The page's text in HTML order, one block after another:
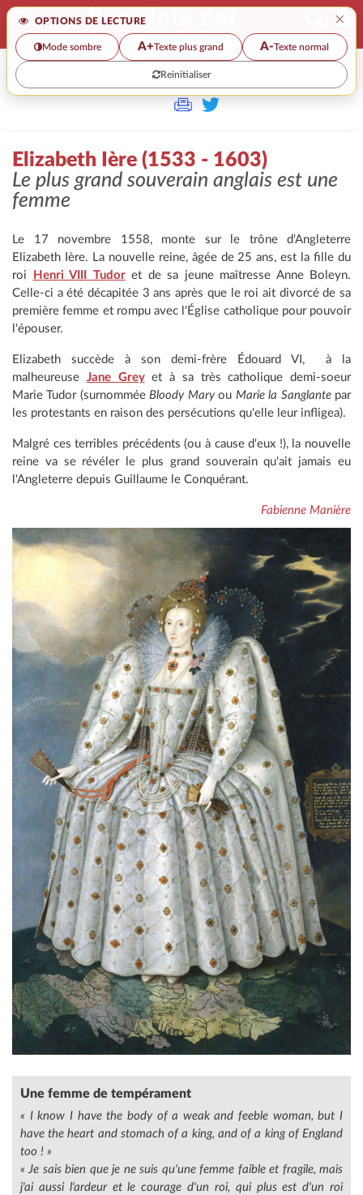
OPTIONS DE LECTURE ×
Mode sombre A+Texte plus grand A-Texte normal
Reinitialiser
>
Elizabeth Ière (1533 - 1603)
Le plus grand souverain anglais est une
femme
Le 17 novembre 1558, monte sur le trône d'Angleterre
Elizabeth Ière. La nouvelle reine, âgée de 25 ans, est la fille du
roi
Henri VIII Tudoret de sa jeune maîtresse Anne Boleyn.
Celle-ci a été décapitée 3 ans après que le roi ait divorcé de sa
première femme et rompu avec l'Église catholique pour pouvoir
l'épouser.
Elizabeth succède à son demi-frère Édouard VI, à la
malheureuse Jane Greyet à sa très catholique demi-soeur
Marie Tudor (surnomméeBloody Maryou Marie la Sanglantepar
les protestants en raison des persécutions qu'elle leur infligea).
Malgré ces terribles précédents (ou à cause d'eux !), la nouvelle
reine va se révéler le plus grand souverain qu'ait jamais eu
l'Angleterre depuis Guillaume le Conquérant.
Fabienne Manière
Une femme de tempérament
« I know I have the body of a weak and feeble woman, but I
have the heart and stomach of a king, and of a king of England
too ! »
« Je sais bien que je ne suis qu'une femme faible et fragile, mais
j'ai aussi l'ardeur et le courage d'un roi, qui plus est d'un roi